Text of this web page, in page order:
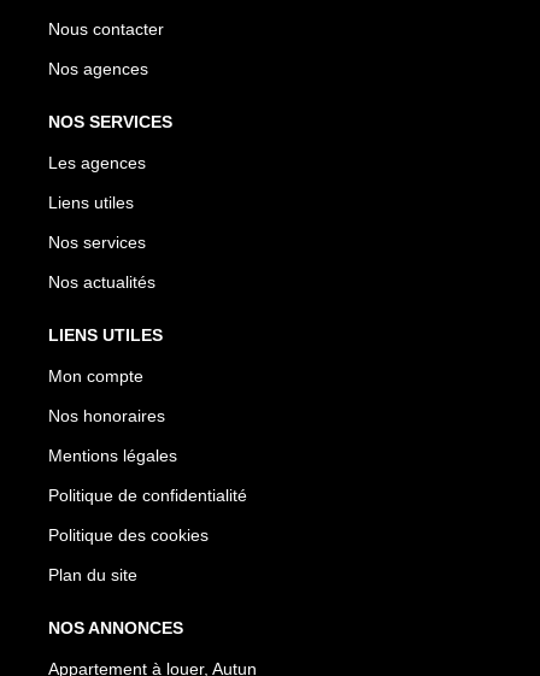
Nous contacter
Nos agences
NOS SERVICES
Les agences
Liens utiles
Nos services
Nos actualités
LIENS UTILES
Mon compte
Nos honoraires
Mentions légales
Politique de confidentialité
Politique des cookies
Plan du site
NOS ANNONCES
Appartement à louer, Autun